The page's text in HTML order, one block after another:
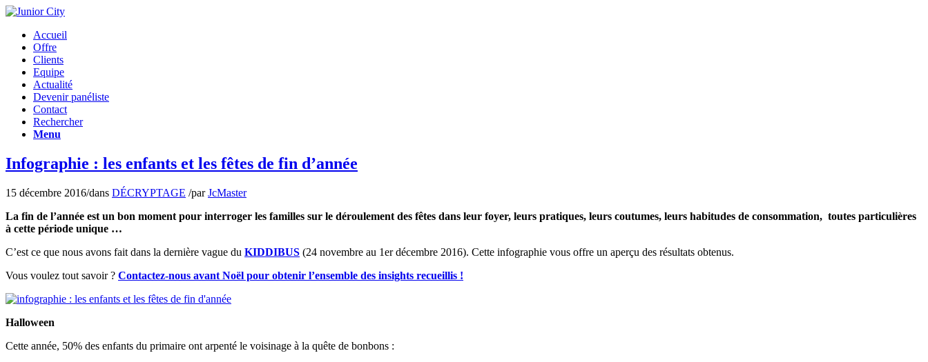
Accueil
Offre
Clients
Equipe
Actualité
Devenir panéliste
Contact
Rechercher
Menu
Infographie : les enfants et les fêtes de fin d’année
15 décembre 2016/dans DÉCRYPTAGE /parJcMaster
La fin de l’année est un bon moment pour interroger les familles sur le déroulement des fêtes dans leur foyer, leurs pratiques, leurs coutumes, leurs habitudes de consommation, toutes particulières
à cette période unique …
C’est ce que nous avons fait dans la dernière vague du KIDDIBUS (24 novembre au 1er décembre 2016). Cette infographie vous offre un aperçu des résultats obtenus.
Vous voulez tout savoir ? Contactez-nous avant Noël pour obtenir l’ensemble des insights recueillis !
Halloween
Cette année, 50% des enfants du primaire ont arpenté le voisinage à la quête de bonbons :